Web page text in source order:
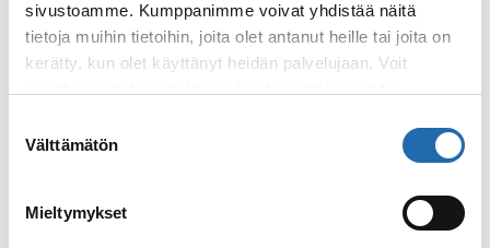
sivustoamme. Kumppanimme voivat yhdistää näitä
tietoja muihin tietoihin, joita olet antanut heille tai joita on
kerätty, kun olet käyttänyt heidän palvelujaan. Voit
valinta
Välttämätön
Mieltymykset
Vieraile runoilija John Keatsin kuolintalossa
Näe mahtipontinen Pantheonin temppeli